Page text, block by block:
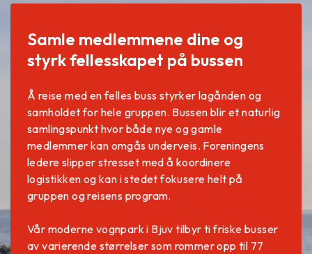
Samle medlemmene dine og
styrk fellesskapet på bussen
Å reise med en felles buss styrker lagånden og
samholdet for hele gruppen. Bussen blir et naturlig
samlingspunkt hvor både nye og gamle
medlemmer kan omgås underveis. Foreningens
ledere slipper stresset med å koordinere
logistikken og kan i stedet fokusere helt på
gruppen og reisens program.
Vår moderne vognpark i Bjuv tilbyr ti friske busser
av varierende størrelser som rommer opp til 77